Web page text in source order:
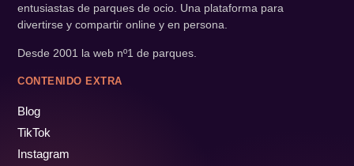
entusiastas de parques de ocio. Una plataforma para
divertirse y compartir online y en persona.
Desde 2001 la web nº1 de parques.
CONTENIDO EXTRA
Blog
TikTok
Instagram